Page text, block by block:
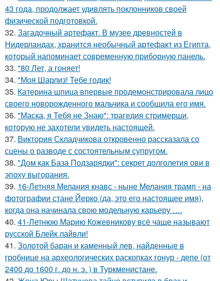
43 года, продолжает удивлять поклонников своей
физической подготовкой.
32. Загадочный артефакт. В музее древностей в
Нидерландах, хранится необычный артефакт из Египта,
который напоминает современную приборную панель.
33. "80 Лет, а гоняет!
34. "Моя Шарлиз! Тебе годик!
35. Катерина шпица впервые продемонстрировала лицо
своего новорожденного мальчика и сообщила его имя.
36. "Маска, я Тебя не Знаю": трагедия стримерши,
которую не захотели увидеть настоящей.
37. Виктория Складчикова откровенно рассказала со
сцены о разводе с состоятельным супругом.
38. "Дом как База Подзарядки": секрет долголетия ови в
эпоху выгорания.
39. 16-Летняя Мелания кнавс - ныне Мелания трамп - на
фотографии стане Йерко (да, это его настоящее имя),
когда она начинала свою модельную карьеру ….
40. 41-Летнюю Марию Кожевникову всё чаще называют
русской Блейк лайвли!
41. Золотой баран и каменный лев, найденные в
гробнице на археологических раскопках гонур - депе (от
2400 до 1600 г. до н. э. ) в Туркменистане.